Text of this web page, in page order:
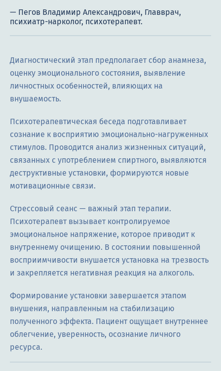
Диагностический этап предполагает сбор анамнеза,
оценку эмоционального состояния, выявление
личностных особенностей, влияющих на
внушаемость.
Психотерапевтическая беседа подготавливает
сознание к восприятию эмоционально-нагруженных
стимулов. Проводится анализ жизненных ситуаций,
связанных с употреблением спиртного, выявляются
деструктивные установки, формируются новые
мотивационные связи.
Стрессовый сеанс — важный этап терапии.
Психотерапевт вызывает контролируемое
эмоциональное напряжение, которое приводит к
внутреннему очищению. В состоянии повышенной
восприимчивости внушается установка на трезвость
и закрепляется негативная реакция на алкоголь.
Формирование установки завершается этапом
внушения, направленным на стабилизацию
полученного эффекта. Пациент ощущает внутреннее
облегчение, уверенность, осознание личного
ресурса.